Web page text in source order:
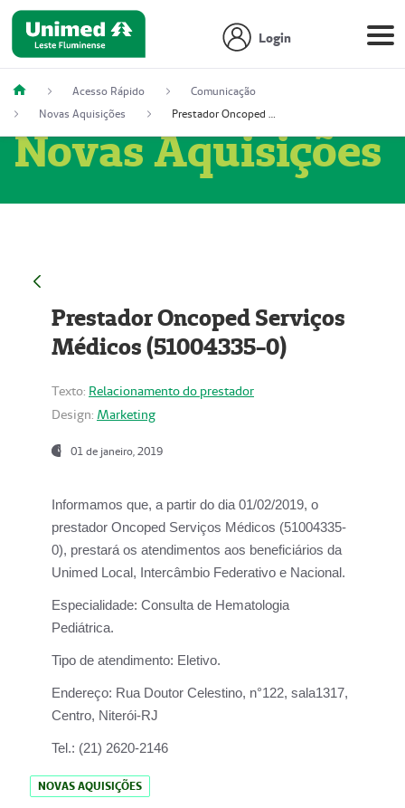
Login
Acesso Rápido
Comunicação
Novas Aquisições
Prestador Oncoped Serviços Médicos (51004335-0)
Novas Aquisições
Prestador Oncoped Serviços
Médicos (51004335-0)
Texto: Relacionamento do prestador
Design: Marketing
01 de janeiro, 2019
Informamos que, a partir do dia 01/02/2019, o
prestador Oncoped Serviços Médicos (51004335-
0), prestará os atendimentos aos beneficiários da
Unimed Local, Intercâmbio Federativo e Nacional.
Especialidade: Consulta de Hematologia
Pediátrica.
Tipo de atendimento: Eletivo.
Endereço: Rua Doutor Celestino, n°122, sala1317,
Centro, Niterói-RJ
Tel.: (21) 2620-2146
NOVAS AQUISIÇÕES